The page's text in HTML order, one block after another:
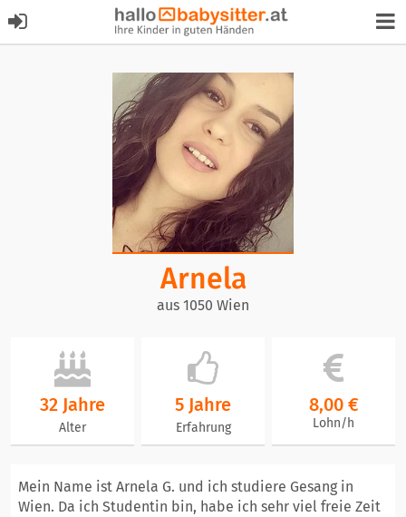
Arnela
aus 1050 Wien
32 Jahre
Alter
5 Jahre
Erfahrung
8,00 €
Lohn/h
Mein Name ist Arnela G. und ich studiere Gesang in
Wien. Da ich Studentin bin, habe ich sehr viel freie Zeit